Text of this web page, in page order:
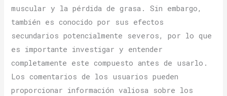
muscular y la pérdida de grasa. Sin embargo,
también es conocido por sus efectos
secundarios potencialmente severos, por lo que
es importante investigar y entender
completamente este compuesto antes de usarlo.
Los comentarios de los usuarios pueden
proporcionar información valiosa sobre los